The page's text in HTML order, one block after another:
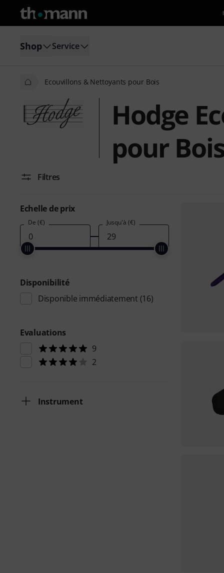
Shop Service
Ecouvillons & Nettoyants pour Bois
Hodge
pour
Filtres
Echelle de prix
De (€) Jusqu'à (€)
Disponibilité
Disponible immédiatement (16)
Evaluations
9
2
Instrument